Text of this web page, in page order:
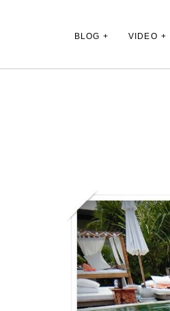
Main Menu
BLOG VIDEO